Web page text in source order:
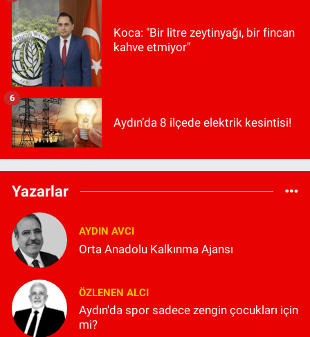
Koca: "Bir litre zeytinyağı, bir fincan
kahve etmiyor"
Aydın’da 8 ilçede elektrik kesintisi!
6
Yazarlar
AYDIN AVCI
Orta Anadolu Kalkınma Ajansı
ÖZLENEN ALCI
Aydın'da spor sadece zengin çocukları için
mi?